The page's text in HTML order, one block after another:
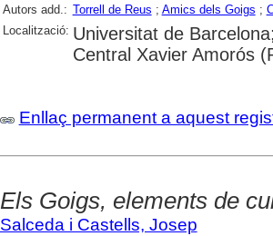
Autors add.: Torrell de Reus ; Amics dels Goigs ;
Localització: Universitat de
Central Xavier Amorós
Enllaç permanent a aquest
Els Goigs, elements de
Salceda i Castells, Josep